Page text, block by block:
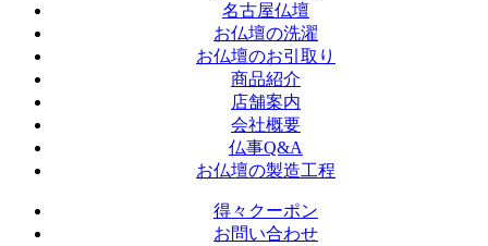
名古屋仏壇
お仏壇の洗濯
お仏壇のお引取り
商品紹介
店舗案内
会社概要
仏事Q&A
お仏壇の製造工程
得々クーポン
お問い合わせ